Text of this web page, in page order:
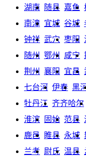
湖南
随县 嘉鱼
南漳 宜城 谷城
钟祥 武穴 枣阳
随州
鄂州 咸宁
荆州
襄阳 宜昌
七台河 伊春 黑
牡丹江 齐齐哈尔
淮滨
固始 范县
鹿邑
睢县 永城
兰考 尉氏 温县